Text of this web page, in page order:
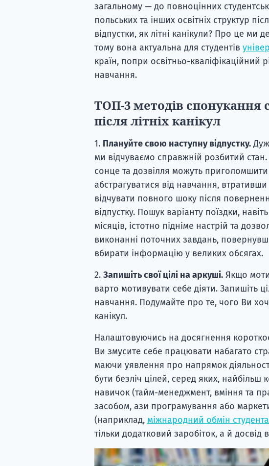
загальному — до повноцінних
польських та інших освітніх структур
відпустки, як літні канікули? Про це ми
тому вона актуальна для студентів
країн, попри освітньо-кваліфікаційний
навчання.
ТОП-3 методів спонукання
після літніх канікул
1. Плануйте свою наступну відпустку.
ми відчуваємо справжній розбитий
сонце та дозвілля можуть приголомшити
абстрагуватися від навчання,
відчувати повного шоку після
відпустку. Пошук варіанту поїздки,
місяців, істотно підніме настрій та
виконанні поточних завдань,
вбирати інформацію у великих обсягах.
2. Запишіть свої цілі на аркуші.Якщо
варто мотивувати себе діяти. Запишіть
навчання. Подумайте про те, чого Ви
канікул.
Налаштовуючись на досягнення
Ви змусите себе працювати набагато
маючи уявлення про напрямок
бути безліч цілей, серед яких,
навичок (тайм-менеджмент, вміння та
засобом, ази програмування або
(наприклад, міжнародний обмін
тільки додатковий заробіток, а й досвід